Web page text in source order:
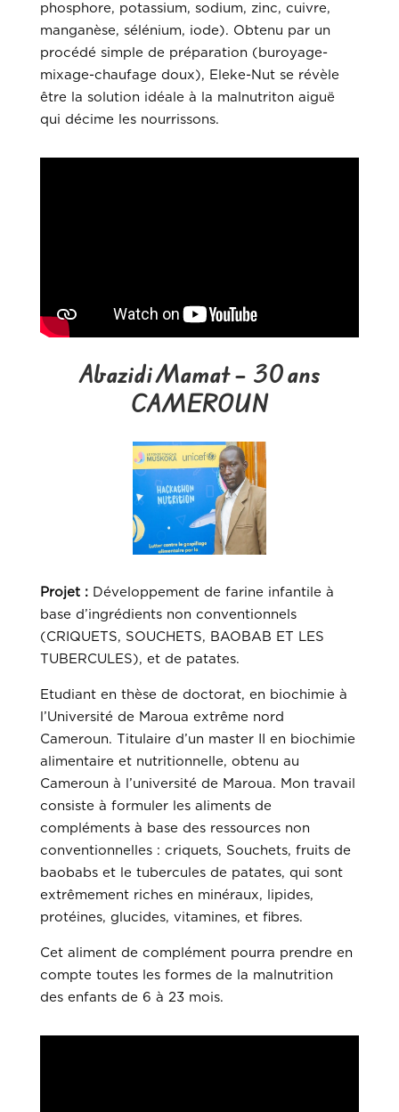
phosphore, potassium, sodium, zinc, cuivre,
manganèse, sélénium, iode). Obtenu par un
procédé simple de préparation (buroyage-
mixage-chaufage doux), Eleke-Nut se révèle
être la solution idéale à la malnutriton aiguë
qui décime les nourrissons.
Abazidi Mamat – 30 ans
CAMEROUN
Projet :Développement de farine infantile à
base d’ingrédients non conventionnels
(CRIQUETS, SOUCHETS, BAOBAB ET LES
TUBERCULES), et de patates.
Etudiant en thèse de doctorat, en biochimie à
l’Université de Maroua extrême nord
Cameroun. Titulaire d’un master II en biochimie
alimentaire et nutritionnelle, obtenu au
Cameroun à l’université de Maroua. Mon travail
consiste à formuler les aliments de
compléments à base des ressources non
conventionnelles : criquets, Souchets, fruits de
baobabs et le tubercules de patates, qui sont
extrêmement riches en minéraux, lipides,
protéines, glucides, vitamines, et fibres.
Cet aliment de complément pourra prendre en
compte toutes les formes de la malnutrition
des enfants de 6 à 23 mois.